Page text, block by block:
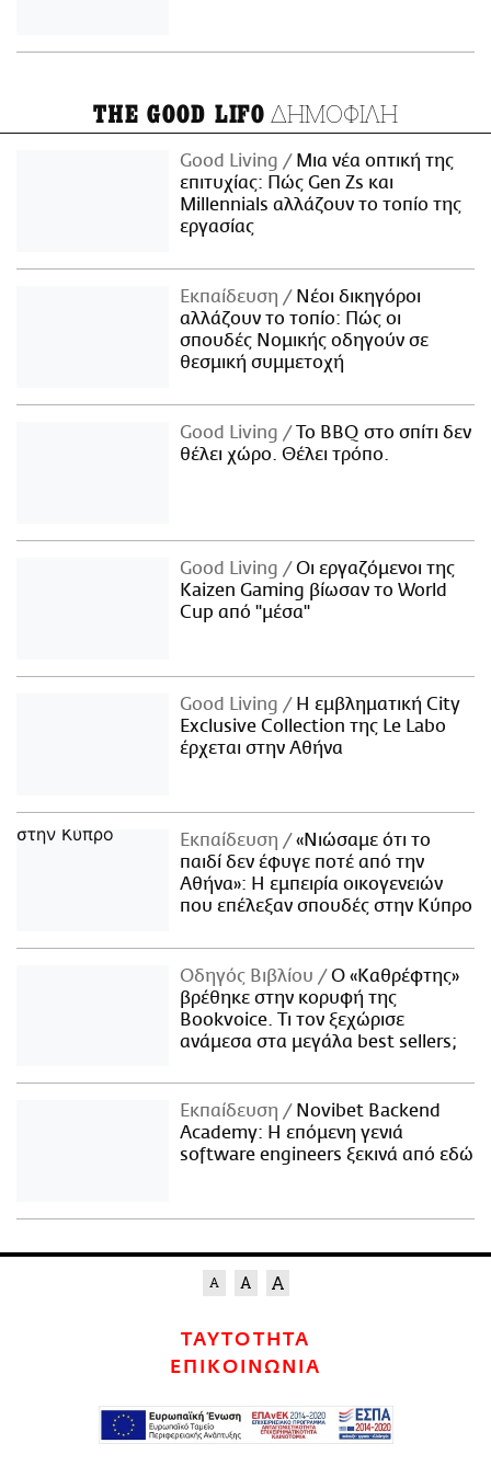
THE GOOD LIFO ΔΗΜΟΦΙΛΗ
Good Living
Μια νέα οπτική της
επιτυχίας: Πώς Gen Zs και
Millennials αλλάζουν το τοπίο της
εργασίας
Εκπαίδευση
Νέοι δικηγόροι
αλλάζουν το τοπίο: Πώς οι
σπουδές Νομικής οδηγούν σε
θεσμική συμμετοχή
Good Living
Το BBQ στο σπίτι δεν
θέλει χώρο. Θέλει τρόπο.
Good Living
Οι εργαζόμενοι της
Kaizen Gaming βίωσαν το World
Cup από "μέσα"
Good Living
Η εμβληματική City
Exclusive Collection της Le Labo
έρχεται στην Αθήνα
Εκπαίδευση
«Νιώσαμε ότι το
παιδί δεν έφυγε ποτέ από την
Αθήνα»: Η εμπειρία οικογενειών
που επέλεξαν σπουδές στην Κύπρο
Οδηγός Βιβλίου
Ο «Καθρέφτης»
βρέθηκε στην κορυφή της
Bookvoice. Τι τον ξεχώρισε
ανάμεσα στα μεγάλα best sellers;
Εκπαίδευση
Novibet Backend
Academy: Η επόμενη γενιά
software engineers ξεκινά από εδώ
ΤΑΥΤΟΤΗΤΑ
ΕΠΙΚΟΙΝΩΝΙΑ